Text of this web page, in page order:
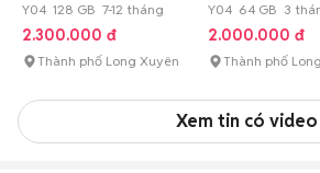
Y04 128 GB 7-12 tháng
2.300.000 đ
Thành phố Long Xuyên
Y04 64 GB 3
2.000.000 đ
Thành phố
Xem tin có video